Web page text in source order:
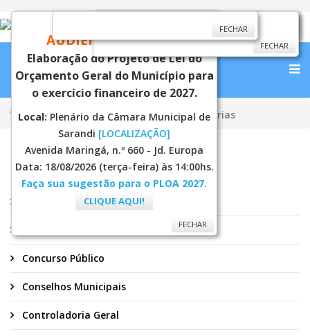
Você está aqui: Página Principal Secretarias
SERVIÇOS
Concurso Público
Conselhos Municipais
Controladoria Geral
AUDIÊNCIA PÚBLICA
Elaboração do Projeto de Lei do
Orçamento Geral do Município para
o exercício financeiro de 2027.
Local: Plenário da Câmara Municipal de
Sarandi [LOCALIZAÇÃO]
Avenida Maringá, n.º 660 - Jd. Europa
Data: 18/08/2026 (terça-feira) às 14:00hs.
Faça sua sugestão para o PLOA 2027.
CLIQUE AQUI!
FECHAR
FECHAR
FECHAR